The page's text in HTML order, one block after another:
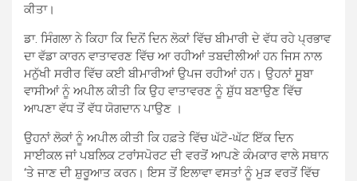
ਕੀਤਾ।
ਡਾ. ਸਿੰਗਲਾ ਨੇ ਕਿਹਾ ਕਿ ਦਿਨੋਂ ਦਿਨ ਲੋਕਾਂ ਵਿੱਚ ਬੀਮਾਰੀ ਦੇ ਵੱਧ ਰਹੇ ਪ੍ਰਭਾਵ
ਦਾ ਵੱਡਾ ਕਾਰਨ ਵਾਤਾਵਰਣ ਵਿੱਚ ਆ ਰਹੀਆਂ ਤਬਦੀਲੀਆਂ ਹਨ ਜਿਸ ਨਾਲ
ਮਨੁੱਖੀ ਸਰੀਰ ਵਿੱਚ ਕਈ ਬੀਮਾਰੀਆਂ ਉਪਜ ਰਹੀਆਂ ਹਨ। ਉਹਨਾਂ ਸੂਬਾ
ਵਾਸੀਆਂ ਨੂੰ ਅਪੀਲ ਕੀਤੀ ਕਿ ਉਹ ਵਾਤਾਵਰਣ ਨੂੰ ਸ਼ੁੱਧ ਬਣਾਉਣ ਵਿੱਚ
ਆਪਣਾ ਵੱਧ ਤੋਂ ਵੱਧ ਯੋਗਦਾਨ ਪਾਉਣ ।
ਉਹਨਾਂ ਲੋਕਾਂ ਨੂੰ ਅਪੀਲ ਕੀਤੀ ਕਿ ਹਫ਼ਤੇ ਵਿੱਚ ਘੱਟੋ-ਘੱਟ ਇੱਕ ਦਿਨ
ਸਾਈਕਲ ਜਾਂ ਪਬਲਿਕ ਟਰਾਂਸਪੋਰਟ ਦੀ ਵਰਤੋਂ ਆਪਣੇ ਕੰਮਕਾਰ ਵਾਲੇ ਸਥਾਨ
‘ਤੇ ਜਾਣ ਦੀ ਸ਼ੁਰੂਆਤ ਕਰਨ। ਇਸ ਤੋਂ ਇਲਾਵਾ ਵਸਤਾਂ ਨੂੰ ਮੁੜ ਵਰਤੋਂ ਵਿੱਚ